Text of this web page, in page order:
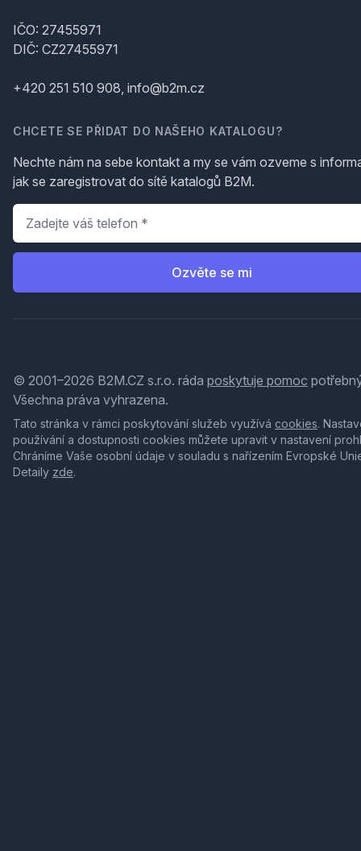
IČO: 27455971
DIČ: CZ27455971
+420 251 510 908, info@b2m.cz
CHCETE SE PŘIDAT DO NAŠEHO KATALOGU?
Nechte nám na sebe kontakt a my se vám ozveme s
jak se zaregistrovat do sítě katalogů B2M.
Telefon
Ozvěte se mi
© 2001–2026 B2M.CZ s.r.o. ráda poskytuje pomoc
Všechna práva vyhrazena.
Tato stránka v rámci poskytování služeb využívá cookies.
používání a dostupnosti cookies můžete upravit v nastavení
Chráníme Vaše osobní údaje v souladu s nařízením Evropské
Detaily zde.